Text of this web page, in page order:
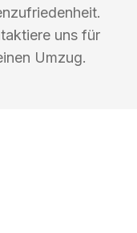
uns für
Umzug.